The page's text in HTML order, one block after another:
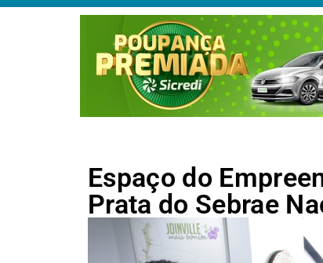
Espaço do
Prata do Sebrae